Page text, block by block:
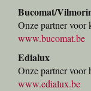
Bucomat/
Onze partner voor
www.bucomat.be
Edialux
Onze partner voor
www.edialux.be